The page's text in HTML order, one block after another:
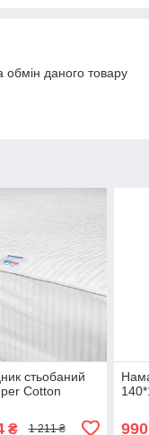
даного товару
стьобаний
Cotton
₴ 1 211 ₴